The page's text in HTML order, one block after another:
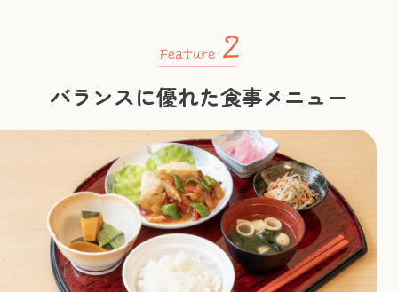
バランスに優れた食事メニュー